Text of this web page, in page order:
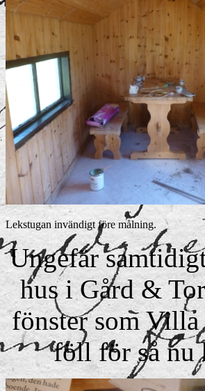
Lekstugan invändigt före målning.
Ungefär
hus i Gård &
fönster som
föll för så nu